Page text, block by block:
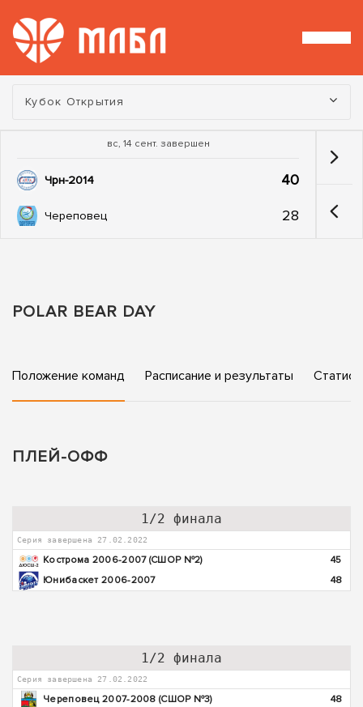
Турнир:
Кубок Открытия
вс, 14 сент. завершен
Чрн-2014 40
Череповец 28
POLAR BEAR DAY
Положение команд Расписание и результаты
ПЛЕЙ-ОФФ
1/2 финала
Серия завершена 27.02.2022
Кострома 2006-2007 (СШОР №2)
45
Юнибаскет 2006-2007
48
1/2 финала
Серия завершена 27.02.2022
Череповец 2007-2008 (СШОР №3)
48